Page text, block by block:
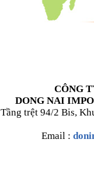
CÔNG
DONG NAI
Tầng trệt 94/2 Bis,
Email :